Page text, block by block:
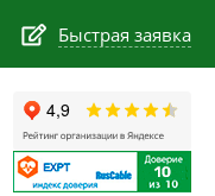
Быстрая заявка